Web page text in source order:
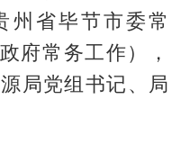
州省毕节市委常
府常务工作），
局党组书记、局